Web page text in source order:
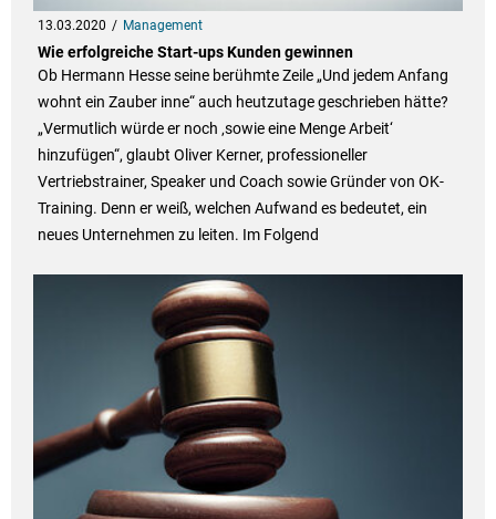
13.03.2020 Management
Wie erfolgreiche Start-ups Kunden gewinnen
Ob Hermann Hesse seine berühmte Zeile „Und jedem Anfang
wohnt ein Zauber inne“ auch heutzutage geschrieben hätte?
„Vermutlich würde er noch ‚sowie eine Menge Arbeit‘
hinzufügen“, glaubt Oliver Kerner, professioneller
Vertriebstrainer, Speaker und Coach sowie Gründer von OK-
Training. Denn er weiß, welchen Aufwand es bedeutet, ein
neues Unternehmen zu leiten. Im Folgend